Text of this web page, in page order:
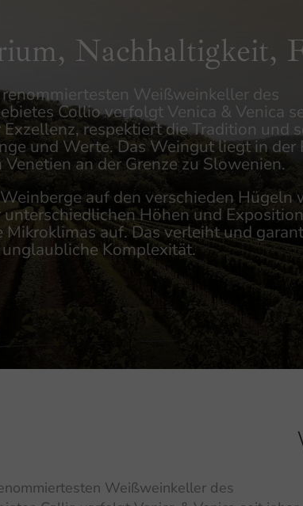
Nachhaltigkeit,
Weißweinkeller des
Collio verfolgt Venica & Venica
respektiert die Tradition und
und Werte. Das Weingut liegt in der
Venetien an der Grenze zu Slowenien.
auf den verschieden Hügeln
Höhen und
Mikroklimas auf. Das verleiht und
Komplexität.
Weißweinkeller des